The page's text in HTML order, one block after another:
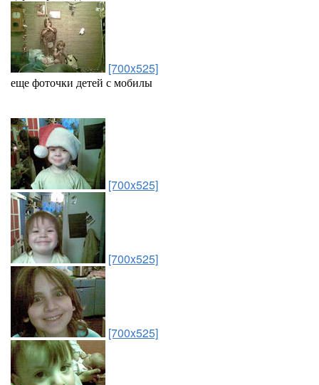
[700x525]
еще фоточки детей с мобилы
[700x525]
[700x525]
[700x525]